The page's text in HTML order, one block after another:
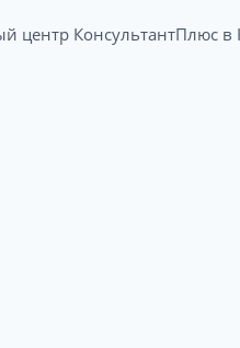
центр КонсультантПлюс в